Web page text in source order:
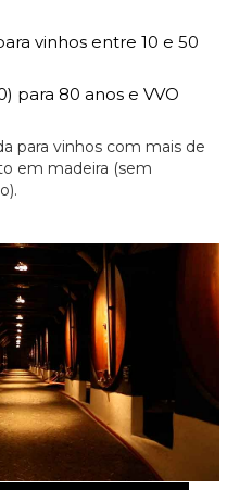
vinhos entre 10 e 50
para 80 anos e VVO
para vinhos com mais de
em madeira (sem